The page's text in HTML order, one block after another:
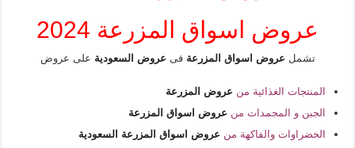
عروض اسواق المزرعة 2024
تشمل عروض اسواق المزرعةفى عروض السعوديةعلى عروض
المنتجات الغذائية من عروض المزرعة
الجبن و المجمدات من عروض اسواق المزرعة
الخضراوات والفاكهة من عروض اسواق المزرعة السعودية